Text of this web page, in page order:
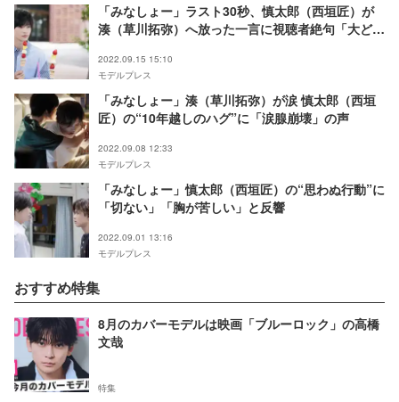
「みなしょー」ラスト30秒、慎太郎（西垣匠）が
湊（草川拓弥）へ放った一言に視聴者絶句「大どん
2022.09.15 15:10
モデルプレス
「みなしょー」湊（草川拓弥）が涙 慎太郎（西垣
匠）の“10年越しのハグ”に「涙腺崩壊」の声
2022.09.08 12:33
モデルプレス
「みなしょー」慎太郎（西垣匠）の“思わぬ行動”に
「切ない」「胸が苦しい」と反響
2022.09.01 13:16
モデルプレス
おすすめ特集
8月のカバーモデルは映画「ブルーロック」の高橋
文哉
特集